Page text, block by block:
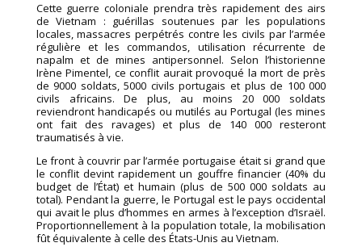
Cette guerre coloniale prendra très rapidement des airs
de Vietnam : guérillas soutenues par les populations
locales, massacres perpétrés contre les civils par l’armée
régulière et les commandos, utilisation récurrente de
napalm et de mines antipersonnel. Selon l’historienne
Irène Pimentel, ce conflit aurait provoqué la mort de près
de 9000 soldats, 5000 civils portugais et plus de 100 000
civils africains. De plus, au moins 20 000 soldats
reviendront handicapés ou mutilés au Portugal (les mines
ont fait des ravages) et plus de 140 000 resteront
traumatisés à vie.
Le front à couvrir par l’armée portugaise était si grand que
le conflit devint rapidement un gouffre financier (40% du
budget de l’État) et humain (plus de 500 000 soldats au
total). Pendant la guerre, le Portugal est le pays occidental
qui avait le plus d’hommes en armes à l’exception d’Israël.
Proportionnellement à la population totale, la mobilisation
fût équivalente à celle des États-Unis au Vietnam.